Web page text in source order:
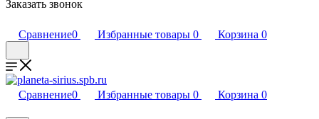
Заказать звонок
Сравнение0 Избранные товары 0 Корзина 0
Сравнение0 Избранные товары 0 Корзина 0